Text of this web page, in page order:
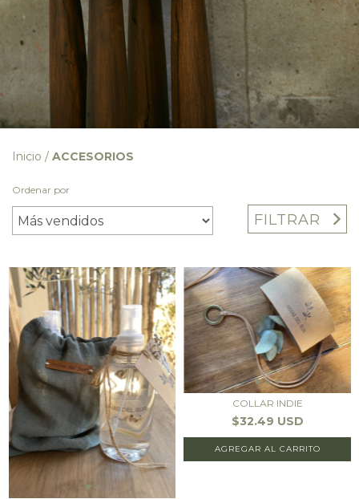
Inicio / ACCESORIOS
Ordenar por
FILTRAR
COLLAR INDIE
$32.49 USD
AGREGAR AL CARRITO